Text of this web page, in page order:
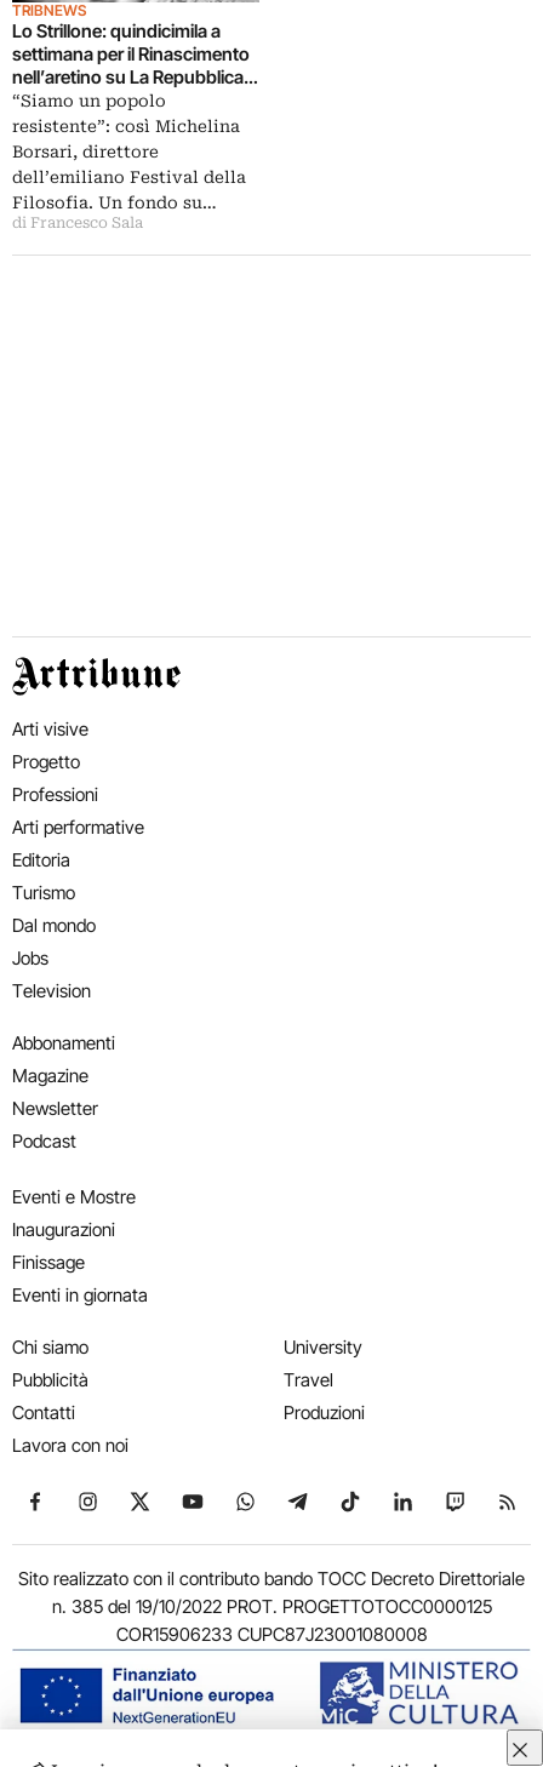
TRIBNEWS
Lo Strillone: quindicimila a
settimana per il Rinascimento
nell’aretino su La Repubblica.
E poi il salvataggio de
L’assunzione di Guido Reni,
Picasso e Vollard a Venezia, i
quadri di don Lorenzo Milani…
“Siamo un popolo
resistente”: così Michelina
Borsari, direttore
dell’emiliano Festival della
Filosofia. Un fondo su…
di Francesco Sala
Artribune
Arti visive
Progetto
Professioni
Arti performative
Editoria
Turismo
Dal mondo
Jobs
Television
Abbonamenti
Magazine
Newsletter
Podcast
Eventi e Mostre
Inaugurazioni
Finissage
Eventi in giornata
Chi siamo
Pubblicità
Contatti
Lavora con noi
University
Travel
Produzioni
Seguici su Facebook
Seguici su Instagram
Seguici su X
Seguici su YouTube
Seguici su WhatsApp
Seguici su Telegram
Seguici su TikTok
Seguici su
Seguici
Sito realizzato con il contributo bando TOCC Decreto Direttoriale
n. 385 del 19/10/2022 PROT. PROGETTOTOCC0000125
COR15906233 CUPC87J23001080008